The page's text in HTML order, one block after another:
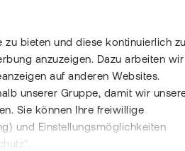
bieten und diese kontinuierlich zu
anzuzeigen. Dazu arbeiten wir
auf anderen Websites.
unserer Gruppe, damit wir
Sie können Ihre freiwillige
und Einstellungsmöglichkeiten